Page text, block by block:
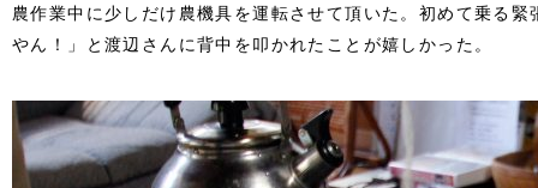
農作業中に少しだけ農機具を運転させて頂いた。初めて乗る
やん！」と渡辺さんに背中を叩かれたことが嬉しかった。